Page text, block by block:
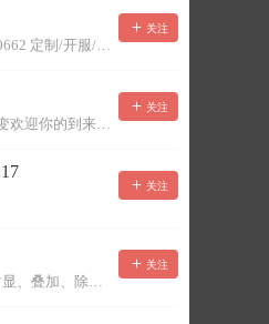
群:1050040662 定制/开服/地图制作/价格公道
关注
CSOL大灾变欢迎你的到来。QQ群：967780922
关注
关注
大背包、常显、叠加、除草树，唯一作者QQ383125283
关注